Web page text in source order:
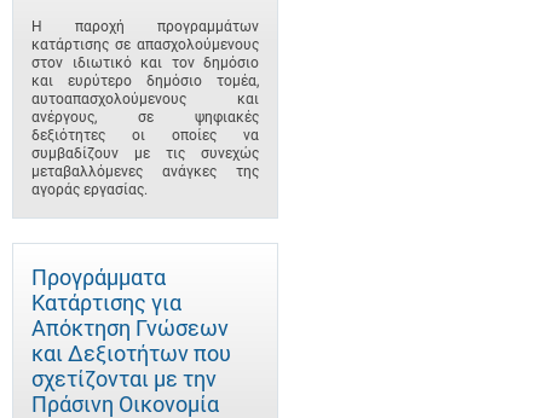
Η παροχή προγραμμάτων
κατάρτισης σε απασχολούμενους
στον ιδιωτικό και τον δημόσιο
και ευρύτερο δημόσιο τομέα,
αυτοαπασχολούμενους και
ανέργους, σε ψηφιακές
δεξιότητες οι οποίες να
συμβαδίζουν με τις συνεχώς
μεταβαλλόμενες ανάγκες της
αγοράς εργασίας.
Προγράμματα
Κατάρτισης για
Απόκτηση Γνώσεων
και Δεξιοτήτων που
σχετίζονται με την
Πράσινη Οικονομία